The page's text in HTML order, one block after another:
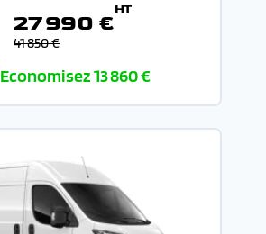
27 990 €
HT
41 850 €
Economisez13 860 €